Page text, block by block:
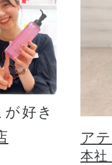
好き
ア
本